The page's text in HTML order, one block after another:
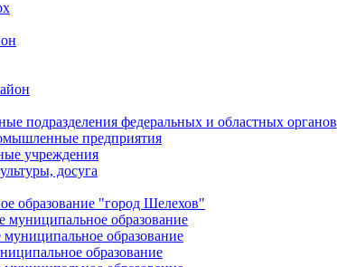
подразделения федеральных и областных органов
предприятия
учреждения
досуга
образование "город Шелехов"
муниципальное образование
образование
образование